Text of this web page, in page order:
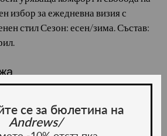
избор за ежедневна визия с
стил Сезон: есен/зима. Състав:
се за бюлетина на
Andrews/